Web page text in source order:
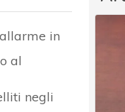
in
al
negli